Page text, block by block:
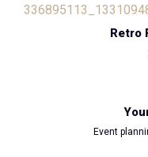
Retro
Event